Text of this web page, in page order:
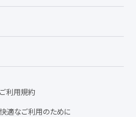
ご利用規約
快適なご利用のために